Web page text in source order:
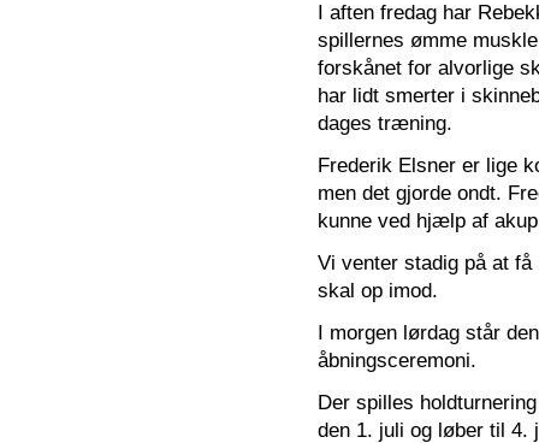
I aften fredag har
spillernes ømme
forskånet for alvorlige
har lidt smerter i
dages træning.
Frederik Elsner er lige
men det gjorde ondt.
kunne ved hjælp af
Vi venter stadig på at
skal op imod.
I morgen lørdag står
åbningsceremoni.
Der spilles
den 1. juli og løber til 4.